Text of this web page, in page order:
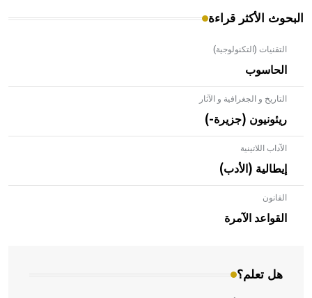
البحوث الأكثر قراءة
التقنيات (التكنولوجية)
الحاسوب
التاريخ و الجغرافية و الآثار
ريئونيون (جزيرة-)
الآداب اللاتينية
إيطالية (الأدب)
القانون
القواعد الآمرة
هل تعلم؟
- هل تعلم أن الأبلق نوع من الفنون الهندسية التي ارتبطت
بالعمارة الإسلامية في بلاد الشام ومصر خاصة، حيث يحرص
المعمار على بناء مداميكه وخاصة في الواجهات